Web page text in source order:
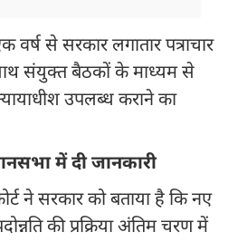
वर्ष से सरकार लगातार पत्राचार
संयुक्त बैठकों के माध्यम से
उपलब्ध कराने का
में दी जानकारी
ने सरकार को बताया है कि नए
की प्रक्रिया अंतिम चरण में